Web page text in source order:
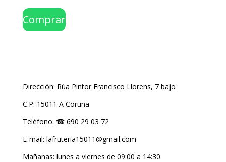
Comprar
Dirección: Rúa Pintor Francisco Llorens, 7 bajo
C.P: 15011 A Coruña
Teléfono: ☎ 690 29 03 72
E-mail: lafruteria15011@gmail.com
Mañanas: lunes a viernes de 09:00 a 14:30